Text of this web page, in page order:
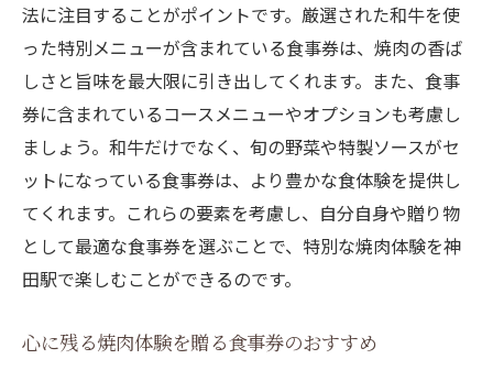
法に注目することがポイントです。厳選された和牛を使
った特別メニューが含まれている食事券は、焼肉の香ば
しさと旨味を最大限に引き出してくれます。また、食事
券に含まれているコースメニューやオプションも考慮し
ましょう。和牛だけでなく、旬の野菜や特製ソースがセ
ットになっている食事券は、より豊かな食体験を提供し
てくれます。これらの要素を考慮し、自分自身や贈り物
として最適な食事券を選ぶことで、特別な焼肉体験を神
田駅で楽しむことができるのです。
心に残る焼肉体験を贈る食事券のおすすめ